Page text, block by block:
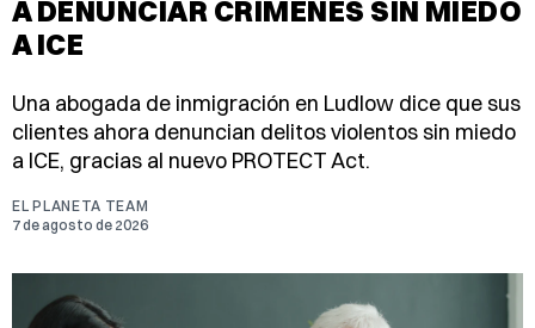
A DENUNCIAR CRÍMENES SIN MIEDO
A ICE
Una abogada de inmigración en Ludlow dice que sus
clientes ahora denuncian delitos violentos sin miedo
a ICE, gracias al nuevo PROTECT Act.
EL PLANETA TEAM
7 de agosto de 2026